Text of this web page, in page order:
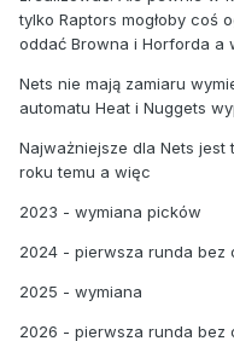
tylko Raptors mogłoby coś
oddać Browna i Horforda a
Nets nie mają zamiaru
automatu Heat i Nuggets
Najważniejsze dla Nets jest
roku temu a więc
2023 - wymiana picków
2024 - pierwsza runda bez
2025 - wymiana
2026 - pierwsza runda bez